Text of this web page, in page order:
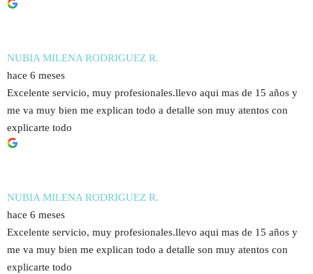
NUBIA MILENA RODRIGUEZ R.
hace 6 meses
Excelente servicio, muy profesionales.llevo aqui mas de 15 años y
me va muy bien me explican todo a detalle son muy atentos con
explicarte todo
NUBIA MILENA RODRIGUEZ R.
hace 6 meses
Excelente servicio, muy profesionales.llevo aqui mas de 15 años y
me va muy bien me explican todo a detalle son muy atentos con
explicarte todo